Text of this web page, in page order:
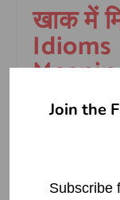
खाक में
Idioms
English
or efforts.
Join the
Subscribe